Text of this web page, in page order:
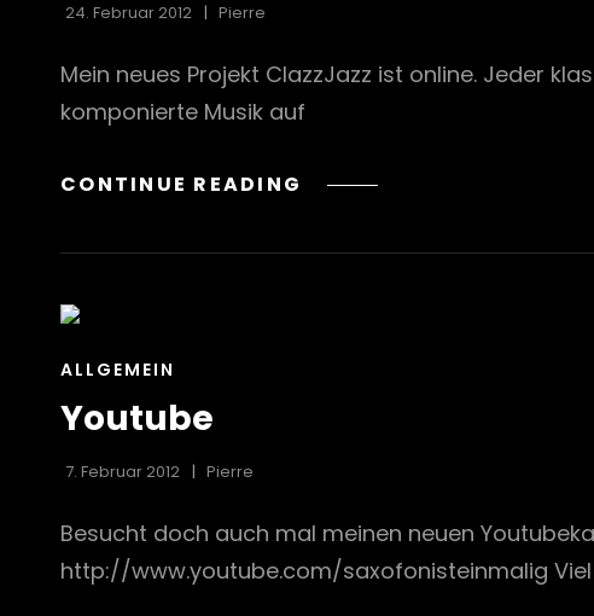
24. Februar 2012 Pierre
Mein neues Projekt ClazzJazz ist online. Jeder
komponierte Musik auf
CONTINUE READING CLAZZJAZZ
CAT
ALLGEMEIN
Youtube
7. Februar 2012 Pierre
Besucht doch auch mal meinen neuen
http://www.youtube.com/saxofonisteinmalig Viel